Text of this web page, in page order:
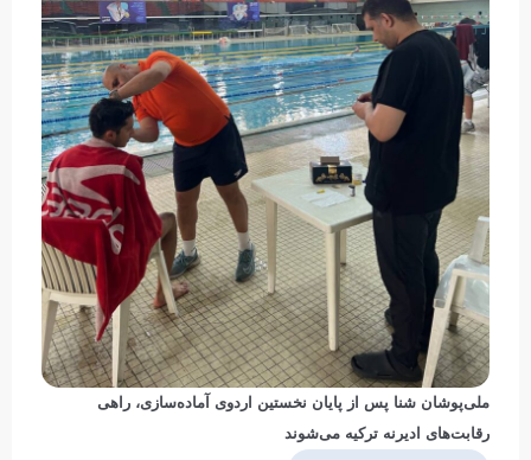
ملی‌پوشان شنا پس از پایان نخستین اردوی آماده‌سازی، راهی
رقابت‌های ادیرنه ترکیه می‌شوند